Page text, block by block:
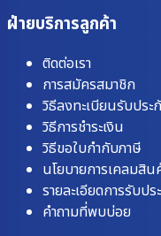
ฝ่ายบริการลูกค้า
ติดต่อเรา
การสมัครสมาชิก
วิธีลงทะเบียนรับปร
วิธีการชำระเงิน
วิธีขอใบกำกับภาษี
นโยบายการเคลมสิน
รายละเอียดการรับป
คำถามที่พบบ่อย